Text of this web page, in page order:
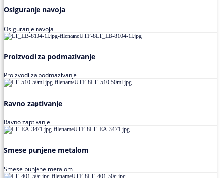
Osiguranje navoja
Osiguranje navoja
Proizvodi za podmazivanje
Proizvodi za podmazivanje
Ravno zaptivanje
Ravno zaptivanje
Smese punjene metalom
Smese punjene metalom